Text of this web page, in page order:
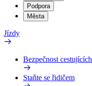
Podpora
Města
Jízdy
Bezpečnost cestujících
Staňte se řidičem